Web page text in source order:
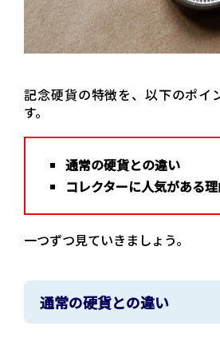
記念硬貨の特徴を、以下のポイ
す。
通常の硬貨との違い
コレクターに人気がある
一つずつ見ていきましょう。
通常の硬貨との違い